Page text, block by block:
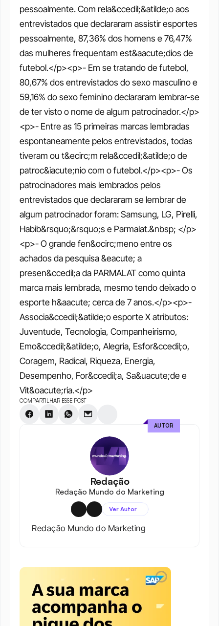
pessoalmente. Com rela&ccedil;&atilde;o aos
entrevistados que declararam assistir esportes
pessoalmente, 87,36% dos homens e 76,47%
das mulheres frequentam est&aacute;dios de
futebol.</p><p>- Em se tratando de futebol,
80,67% dos entrevistados do sexo masculino e
59,16% do sexo feminino declararam lembrar-se
de ter visto o nome de algum patrocinador.</p>
<p>- Entre as 15 primeiras marcas lembradas
espontaneamente pelos entrevistados, todas
tiveram ou t&ecirc;m rela&ccedil;&atilde;o de
patroc&iacute;nio com o futebol.</p><p>- Os
patrocinadores mais lembrados pelos
entrevistados que declararam se lembrar de
algum patrocinador foram: Samsung, LG, Pirelli,
Habib&rsquo;&rsquo;s e Parmalat.&nbsp; </p>
<p>- O grande fen&ocirc;meno entre os
achados da pesquisa &eacute; a
presen&ccedil;a da PARMALAT como quinta
marca mais lembrada, mesmo tendo deixado o
esporte h&aacute; cerca de 7 anos.</p><p>-
Associa&ccedil;&atilde;o esporte X atributos:
Juventude, Tecnologia, Companheirismo,
Emo&ccedil;&atilde;o, Alegria, Esfor&ccedil;o,
Coragem, Radical, Riqueza, Energia,
Desempenho, For&ccedil;a, Sa&uacute;de e
Vit&oacute;ria.</p>
COMPARTILHAR ESSE POST
Redação
Redação Mundo do Marketing
Ver Autor
Redação Mundo do Marketing
AUTOR